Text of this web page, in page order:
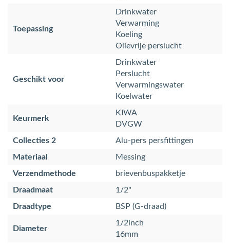
Toepassing
Drinkwater
Verwarming
Koeling
Olievrije perslucht
Geschikt voor
Drinkwater
Perslucht
Verwarmingswater
Koelwater
Keurmerk
KIWA
DVGW
Collecties 2
Alu-pers persfittingen
Materiaal
Messing
Verzendmethode
brievenbuspakketje
Draadmaat
1/2"
Draadtype
BSP (G-draad)
Diameter
1/2inch
16mm